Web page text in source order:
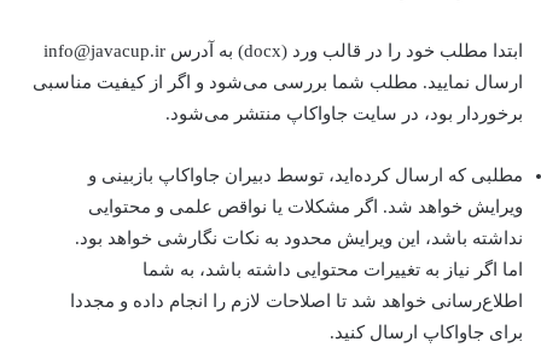
ابتدا مطلب خود را در قالب ورد (docx) به آدرس info@javacup.ir
ارسال نمایید. مطلب شما بررسی می‌شود و اگر از کیفیت مناسبی
برخوردار بود، در سایت جاواکاپ منتشر می‌شود.
مطلبی که ارسال کرده‌اید، توسط دبیران جاواکاپ بازبینی و
ویرایش خواهد شد. اگر مشکلات یا نواقص علمی و محتوایی
نداشته باشد، این ویرایش محدود به نکات نگارشی خواهد بود.
اما اگر نیاز به تغییرات محتوایی داشته باشد، به شما
اطلاع‌رسانی خواهد شد تا اصلاحات لازم را انجام داده و مجددا
برای جاواکاپ ارسال کنید.